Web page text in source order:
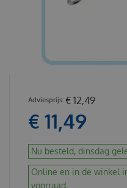
€ 12,49
€ 11,49
Nu besteld, dinsdag
Online en in de winkel
voorraad